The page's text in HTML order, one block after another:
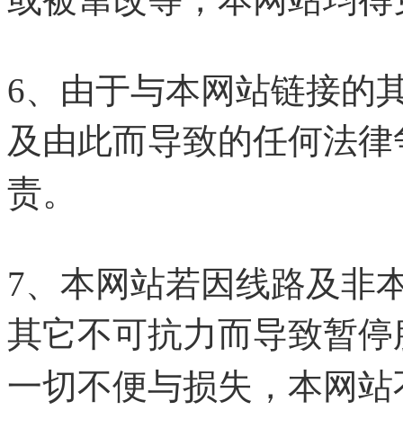
6、由于与本网站链接的
及由此而导致的任何法
责。
7、本网站若因线路及非
其它不可抗力而导致暂
一切不便与损失，本网